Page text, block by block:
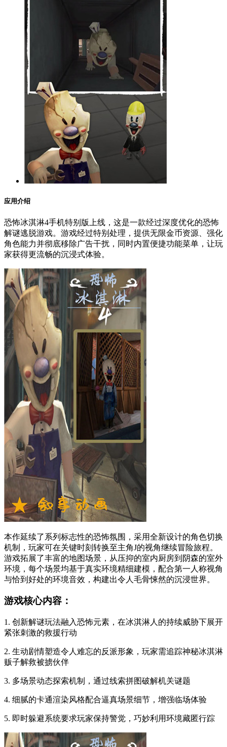
应用介绍
恐怖冰淇淋4手机特别版上线，这是一款经过深度优化的恐怖
解谜逃脱游戏。游戏经过特别处理，提供无限金币资源、强化
角色能力并彻底移除广告干扰，同时内置便捷功能菜单，让玩
家获得更流畅的沉浸式体验。
本作延续了系列标志性的恐怖氛围，采用全新设计的角色切换
机制，玩家可在关键时刻转换至主角J的视角继续冒险旅程。
游戏拓展了丰富的地图场景，从压抑的室内厨房到阴森的室外
环境，每个场景均基于真实环境精细建模，配合第一人称视角
与恰到好处的环境音效，构建出令人毛骨悚然的沉浸世界。
游戏核心内容：
1. 创新解谜玩法融入恐怖元素，在冰淇淋人的持续威胁下展开
紧张刺激的救援行动
2. 生动剧情塑造令人难忘的反派形象，玩家需追踪神秘冰淇淋
贩子解救被掳伙伴
3. 多场景动态探索机制，通过线索拼图破解机关谜题
4. 细腻的卡通渲染风格配合逼真场景细节，增强临场体验
5. 即时躲避系统要求玩家保持警觉，巧妙利用环境藏匿行踪